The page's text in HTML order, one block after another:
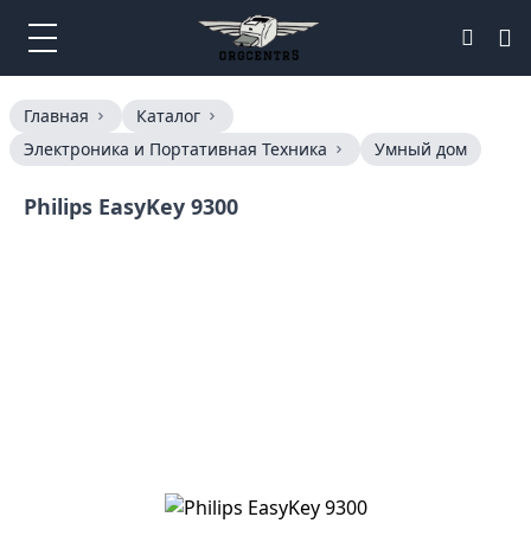
Главная
Каталог
Электроника и Портативная Техника
Умный дом
Philips EasyKey 9300